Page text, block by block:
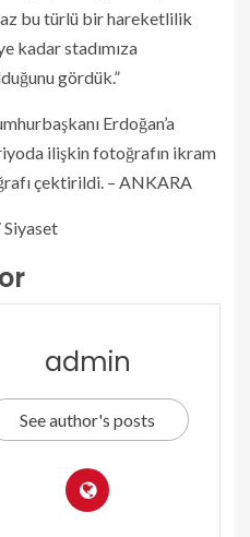
bu türlü bir hareketlilik
kadar stadımıza
gördük.”
Erdoğan’a
ilişkin fotoğrafın ikram
çektirildi. – ANKARA
Siyaset
admin
See author's posts